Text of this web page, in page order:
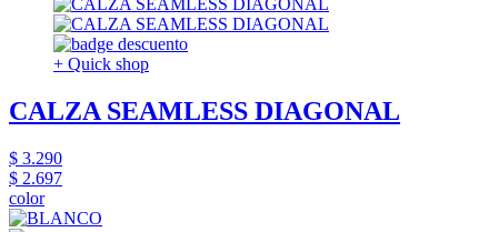
+ Quick shop
CALZA SEAMLESS DIAGONAL
$ 3.290
$ 2.697
color